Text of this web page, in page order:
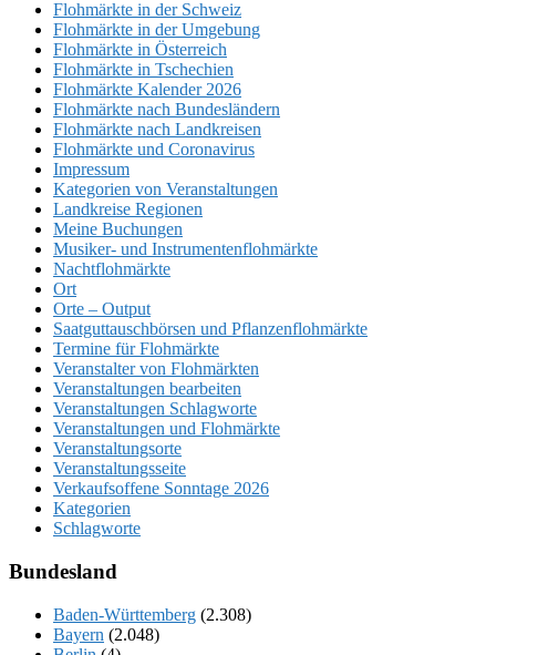
Flohmärkte in der Schweiz
Flohmärkte in der Umgebung
Flohmärkte in Österreich
Flohmärkte in Tschechien
Flohmärkte Kalender 2026
Flohmärkte nach Bundesländern
Flohmärkte nach Landkreisen
Flohmärkte und Coronavirus
Impressum
Kategorien von Veranstaltungen
Landkreise Regionen
Meine Buchungen
Musiker- und Instrumentenflohmärkte
Nachtflohmärkte
Ort
Orte – Output
Saatguttauschbörsen und Pflanzenflohmärkte
Termine für Flohmärkte
Veranstalter von Flohmärkten
Veranstaltungen bearbeiten
Veranstaltungen Schlagworte
Veranstaltungen und Flohmärkte
Veranstaltungsorte
Veranstaltungsseite
Verkaufsoffene Sonntage 2026
Kategorien
Schlagworte
Bundesland
Baden-Württemberg (2.308)
Bayern (2.048)